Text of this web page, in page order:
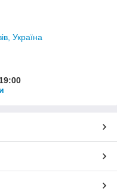
Україна